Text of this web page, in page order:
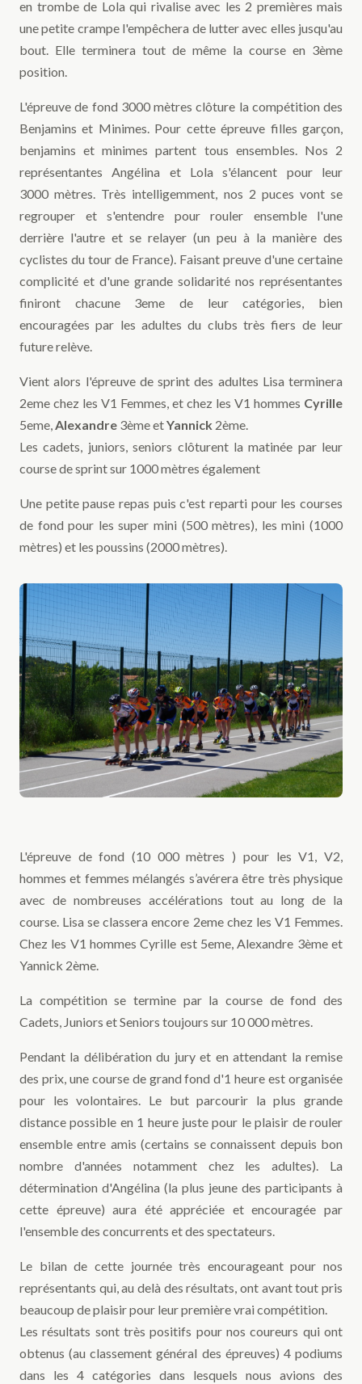
en trombe de Lola qui rivalise avec les 2 premières mais
une petite crampe l'empêchera de lutter avec elles jusqu'au
bout. Elle terminera tout de même la course en 3ème
position.
L'épreuve de fond 3000 mètres clôture la compétition des
Benjamins et Minimes. Pour cette épreuve filles garçon,
benjamins et minimes partent tous ensembles. Nos 2
représentantes Angélina et Lola s'élancent pour leur
3000 mètres. Très intelligemment, nos 2 puces vont se
regrouper et s'entendre pour rouler ensemble l'une
derrière l'autre et se relayer (un peu à la manière des
cyclistes du tour de France). Faisant preuve d'une certaine
complicité et d'une grande solidarité nos représentantes
finiront chacune 3eme de leur catégories, bien
encouragées par les adultes du clubs très fiers de leur
future relève.
Vient alors l'épreuve de sprint des adultes Lisa terminera
2eme chez les V1 Femmes, et chez les V1 hommes Cyrille
5eme,Alexandre 3ème etYannick 2ème.
Les cadets, juniors, seniors clôturent la matinée par leur
course de sprint sur 1000 mètres également
Une petite pause repas puis c'est reparti pour les courses
de fond pour les super mini (500 mètres), les mini (1000
mètres) et les poussins (2000 mètres).
L'épreuve de fond (10 000 mètres ) pour les V1, V2,
hommes et femmes mélangés s’avérera être très physique
avec de nombreuses accélérations tout au long de la
course. Lisa se classera encore 2eme chez les V1 Femmes.
Chez les V1 hommes Cyrille est 5eme, Alexandre 3ème et
Yannick 2ème.
La compétition se termine par la course de fond des
Cadets, Juniors et Seniors toujours sur 10 000 mètres.
Pendant la délibération du jury et en attendant la remise
des prix, une course de grand fond d'1 heure est organisée
pour les volontaires. Le but parcourir la plus grande
distance possible en 1 heure juste pour le plaisir de rouler
ensemble entre amis (certains se connaissent depuis bon
nombre d'années notamment chez les adultes). La
détermination d'Angélina (la plus jeune des participants à
cette épreuve) aura été appréciée et encouragée par
l'ensemble des concurrents et des spectateurs.
Le bilan de cette journée très encourageant pour nos
représentants qui, au delà des résultats, ont avant tout pris
beaucoup de plaisir pour leur première vrai compétition.
Les résultats sont très positifs pour nos coureurs qui ont
obtenus (au classement général des épreuves) 4 podiums
dans les 4 catégories dans lesquels nous avions des